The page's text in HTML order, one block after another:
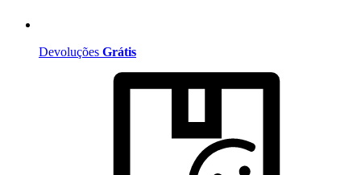
Devoluções Grátis